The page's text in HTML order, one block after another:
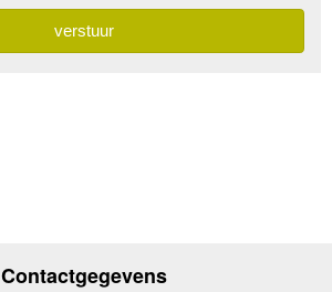
Contactgegevens